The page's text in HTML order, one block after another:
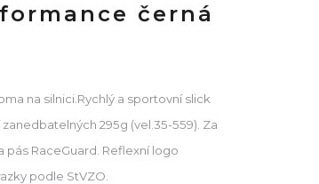
černá
na silnici.Rychlý a sportovní slick
295g (vel.35-559). Za
RaceGuard. Reflexní logo
podle StVZO.